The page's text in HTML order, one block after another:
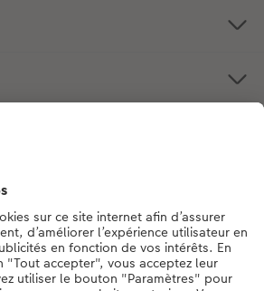
conseil pour créer votre produit ?015 29 56 13